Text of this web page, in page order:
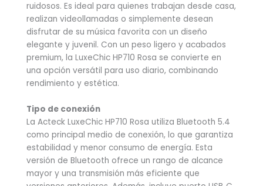
ruidosos. Es ideal para quienes trabajan desde casa,
realizan videollamadas o simplemente desean
disfrutar de su música favorita con un diseño
elegante y juvenil. Con un peso ligero y acabados
premium, la LuxeChic HP710 Rosa se convierte en
una opción versátil para uso diario, combinando
rendimiento y estética.
Tipo de conexión
La Acteck LuxeChic HP710 Rosa utiliza Bluetooth 5.4
como principal medio de conexión, lo que garantiza
estabilidad y menor consumo de energía. Esta
versión de Bluetooth ofrece un rango de alcance
mayor y una transmisión más eficiente que